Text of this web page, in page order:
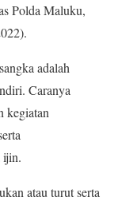
Polda Maluku,
adalah
Caranya
kegiatan
ijin.
atau turut serta